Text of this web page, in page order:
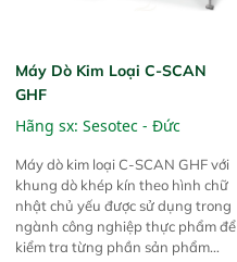
Máy Dò Kim Loại C-SCAN
GHF
Hãng sx: Sesotec - Đức
Máy dò kim loại C-SCAN GHF với
khung dò khép kín theo hình chữ
nhật chủ yếu được sử dụng trong
ngành công nghiệp thực phẩm để
kiểm tra từng phần sản phẩm